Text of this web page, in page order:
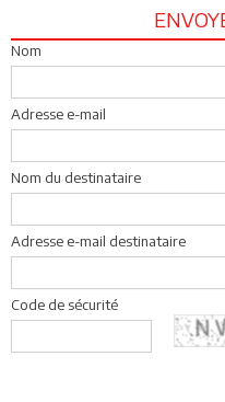
Nom
Adresse e-mail
Nom du destinataire
Adresse e-mail destinataire
Code de sécurité